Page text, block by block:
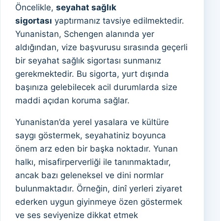
Öncelikle, seyahat sağlık
sigortası yaptırmanız tavsiye edilmektedir.
Yunanistan, Schengen alanında yer
aldığından, vize başvurusu sırasında geçerli
bir seyahat sağlık sigortası sunmanız
gerekmektedir. Bu sigorta, yurt dışında
başınıza gelebilecek acil durumlarda size
maddi açıdan koruma sağlar.
Yunanistan’da yerel yasalara ve kültüre
saygı göstermek, seyahatiniz boyunca
önem arz eden bir başka noktadır. Yunan
halkı, misafirperverliği ile tanınmaktadır,
ancak bazı geleneksel ve dini normlar
bulunmaktadır. Örneğin, dinî yerleri ziyaret
ederken uygun giyinmeye özen göstermek
ve ses seviyenize dikkat etmek